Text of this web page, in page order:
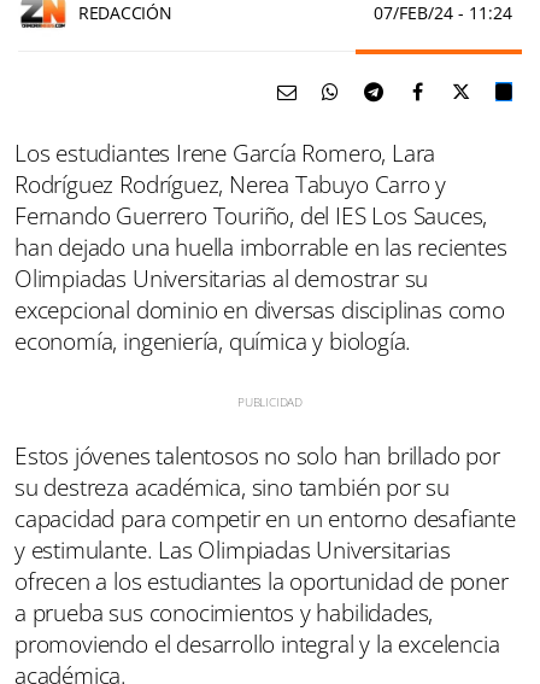
REDACCIÓN 07/FEB/24 - 11:24
Los estudiantes Irene García Romero, Lara
Rodríguez Rodríguez, Nerea Tabuyo Carro y
Fernando Guerrero Touriño, del IES Los Sauces,
han dejado una huella imborrable en las recientes
Olimpiadas Universitarias al demostrar su
excepcional dominio en diversas disciplinas como
economía, ingeniería, química y biología.
Estos jóvenes talentosos no solo han brillado por
su destreza académica, sino también por su
capacidad para competir en un entorno desafiante
y estimulante. Las Olimpiadas Universitarias
ofrecen a los estudiantes la oportunidad de poner
a prueba sus conocimientos y habilidades,
promoviendo el desarrollo integral y la excelencia
académica.